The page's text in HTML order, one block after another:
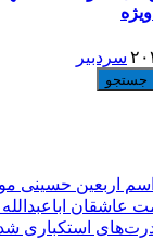
سردبیر
اربعین حسینی
استکباری